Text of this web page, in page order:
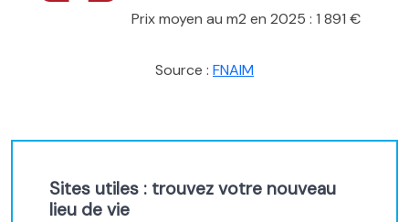
Prix moyen au m2 en 2025 : 1 891 €
Source : FNAIM
Sites utiles : trouvez votre nouveau
lieu de vie